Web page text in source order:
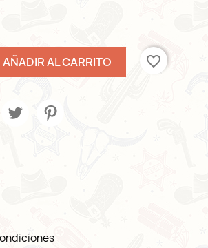
AÑADIR AL CARRITO favorite_border